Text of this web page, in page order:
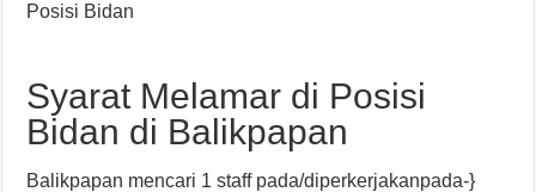
Posisi Bidan
Syarat Melamar di Posisi
Bidan di Balikpapan
Balikpapan mencari 1 staff pada/diperkerjakanpada-}